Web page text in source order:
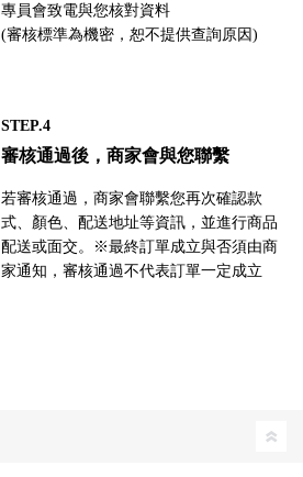
專員會致電與您核對資料
(審核標準為機密，恕不提供查詢原因)
STEP.4
審核通過後，商家會與您聯繫
若審核通過，商家會聯繫您再次確認款
式、顏色、配送地址等資訊，並進行商品
配送或面交。※最終訂單成立與否須由商
家通知，審核通過不代表訂單一定成立